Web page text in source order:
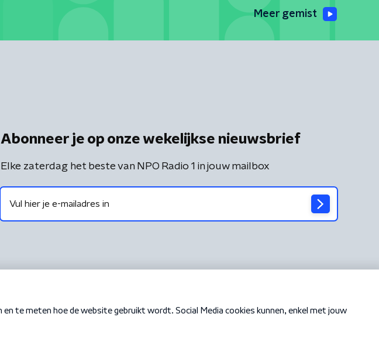
Meer gemist
Abonneer je op onze wekelijkse nieuwsbrief
Elke zaterdag het beste van NPO Radio 1 in jouw mailbox